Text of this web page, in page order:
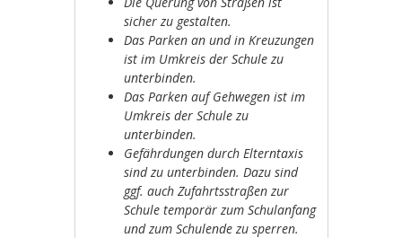
sicher zu gestalten.
Das Parken an und in Kreuzungen
ist im Umkreis der Schule zu
unterbinden.
Das Parken auf Gehwegen ist im
Umkreis der Schule zu
unterbinden.
Gefährdungen durch Elterntaxis
sind zu unterbinden. Dazu sind
ggf. auch Zufahrtsstraßen zur
Schule temporär zum Schulanfang
und zum Schulende zu sperren.